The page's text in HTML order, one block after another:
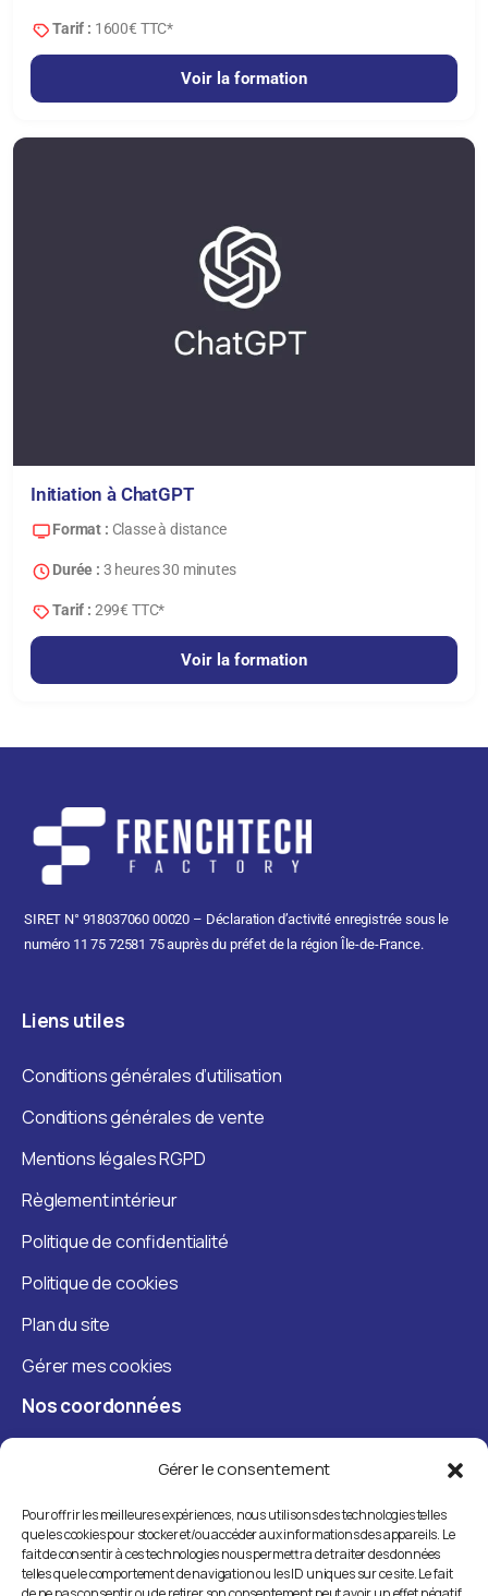
Gérer le consentement
Pour offrir les meilleures expériences, nous utilisons des technologies telles
que les cookies pour stocker et/ou accéder aux informations des appareils. Le
fait de consentir à ces technologies nous permettra de traiter des données
telles que le comportement de navigation ou les ID uniques sur ce site. Le fait
Tarif : 1600€ TTC*
Voir la formation
Initiation à ChatGPT
Format : Classe à distance
Durée : 3 heures 30 minutes
Tarif : 299€ TTC*
Voir la formation
SIRET N° 918037060 00020 – Déclaration d’activité enregistrée sous le
numéro 11 75 72581 75 auprès du préfet de la région Île-de-France.
Liens utiles
Conditions générales d’utilisation
Conditions générales de vente
Mentions légales RGPD
Règlement intérieur
Politique de confidentialité
Politique de cookies
Plan du site
Gérer mes cookies
Noscoordonnées
+33 7 57 84 44 97
contact@french-techfactory.com
58 rue de Monceau, 75008 Paris